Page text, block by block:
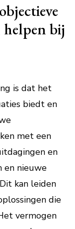
bij
is dat het
biedt en
met een
en
en nieuwe
kan leiden
die
vermogen